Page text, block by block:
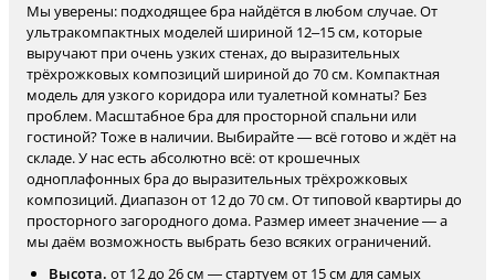
Мы уверены: подходящее бра найдётся в любом случае. От
ультракомпактных моделей шириной 12–15 см, которые
выручают при очень узких стенах, до выразительных
трёхрожковых композиций шириной до 70 см. Компактная
модель для узкого коридора или туалетной комнаты? Без
проблем. Масштабное бра для просторной спальни или
гостиной? Тоже в наличии. Выбирайте — всё готово и ждёт на
складе. У нас есть абсолютно всё: от крошечных
одноплафонных бра до выразительных трёхрожковых
композиций. Диапазон от 12 до 70 см. От типовой квартиры до
просторного загородного дома. Размер имеет значение — а
мы даём возможность выбрать безо всяких ограничений.
Высота. от 12 до 26 см — стартуем от 15 см для самых